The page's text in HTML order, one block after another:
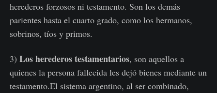
herederos forzosos ni testamento. Son los demás
parientes hasta el cuarto grado, como los hermanos,
sobrinos, tíos y primos.
3) Los herederos testamentarios, son aquellos a
quienes la persona fallecida les dejó bienes mediante un
testamento.El sistema argentino, al ser combinado,